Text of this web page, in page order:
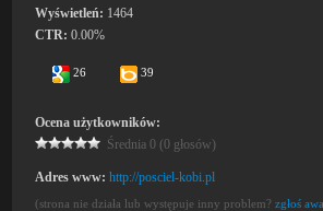
Wyświetleń: 1464
CTR: 0.00%
26 39
Ocena użytkowników:
Średnia 0 (0 głosów)
Adres www: http://posciel-kobi.pl
(strona nie działa lub występuje inny problem?zgłoś